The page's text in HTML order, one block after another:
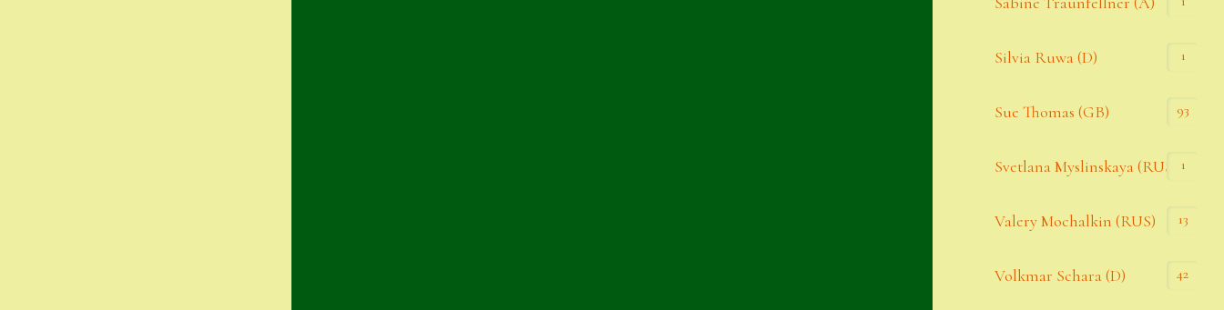
Silvia Ruwa (D) 1
Sue Thomas (GB) 93
Svetlana Myslinskaya (RUS) 1
Valery Mochalkin (RUS) 13
Volkmar Schara (D) 42